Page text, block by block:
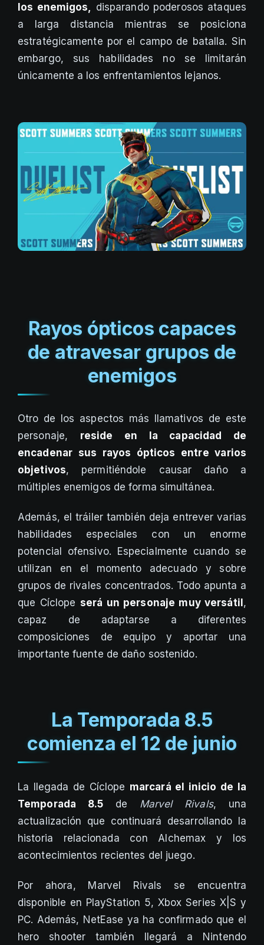
los enemigos,
disparando poderosos ataques
a larga distancia mientras se posiciona
estratégicamente por el campo de batalla. Sin
embargo, sus habilidades no se limitarán
únicamente a los enfrentamientos lejanos.
Rayos ópticos capaces
de atravesar grupos de
enemigos
Otro de los aspectos más llamativos de este
personaje, reside en la capacidad de
encadenar sus rayos ópticos entre varios
objetivos, permitiéndole causar daño a
múltiples enemigos de forma simultánea.
Además, el tráiler también deja entrever varias
habilidades especiales con un enorme
potencial ofensivo. Especialmente cuando se
utilizan en el momento adecuado y sobre
grupos de rivales concentrados. Todo apunta a
que Cíclope será un personaje muy versátil ,
capaz de adaptarse a diferentes
composiciones de equipo y aportar una
importante fuente de daño sostenido.
La Temporada 8.5
comienza el 12 de junio
La llegada de Cíclope marcará el inicio de la
Temporada 8.5 de Marvel Rivals, una
actualización que continuará desarrollando la
historia relacionada con Alchemax y los
acontecimientos recientes del juego.
Por ahora, Marvel Rivals se encuentra
disponible en PlayStation 5, Xbox Series X|S y
PC. Además, NetEase ya ha confirmado que el
hero shooter también llegará a Nintendo